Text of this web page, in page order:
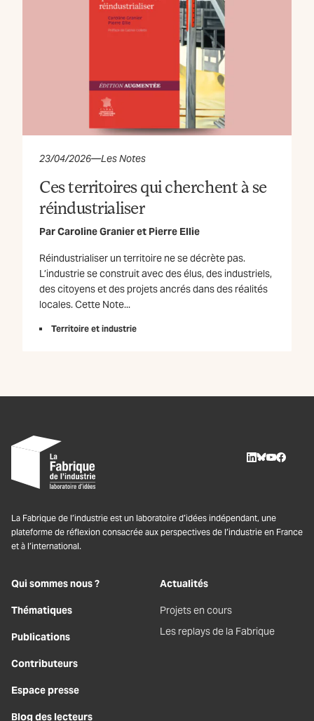
23/04/2026—Les Notes
Ces territoires qui cherchent à se
réindustrialiser
ParCaroline Granieret Pierre Ellie
Réindustrialiser un territoire ne se décrète pas.
L’industrie se construit avec des élus, des industriels,
des citoyens et des projets ancrés dans des réalités
locales. Cette Note...
Territoire et industrie
La Fabrique de l’industrie est un laboratoire d’idées indépendant, une
plateforme de réflexion consacrée aux perspectives de l’industrie en France
et à l’international.
Qui sommes nous ?
Thématiques
Publications
Contributeurs
Espace presse
Blog des lecteurs
Actualités
Projets en cours
Les replays de la Fabrique